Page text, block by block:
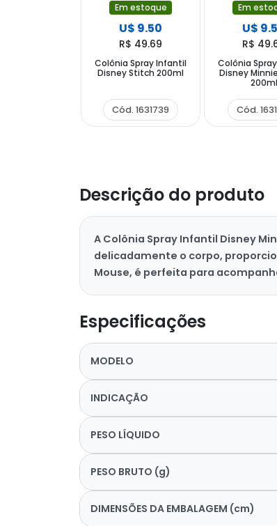
Em estoque
U$ 9.50
R$ 49.69
Colônia Spray Infantil
Disney Stitch 200ml
Cód. 1631739
Em
U$
R$
Colônia
Disney
200ml
Cód.
Descrição do produto
A Colônia Spray Infantil Disney
delicadamente o corpo,
Mouse, é perfeita para
Especificações
MODELO
INDICAÇÃO
PESO LÍQUIDO
PESO BRUTO (g)
DIMENSÕES DA EMBALAGEM (cm)